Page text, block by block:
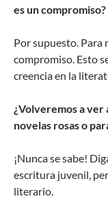
es un compromiso?
Por supuesto. Para
compromiso. Esto
creencia en la
¿Volveremos a ver
novelas rosas o
¡Nunca se sabe!
escritura juvenil,
literario.